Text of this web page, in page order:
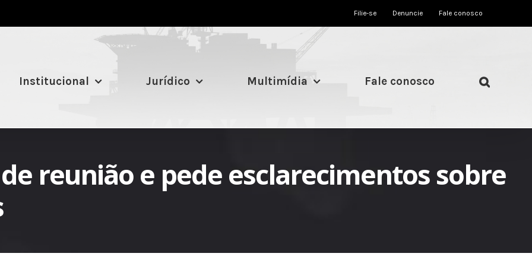
Filie-se Denuncie Fale conosco
Institucional Jurídico Multimídia Fale conosco
reunião e pede esclarecimentos sobre